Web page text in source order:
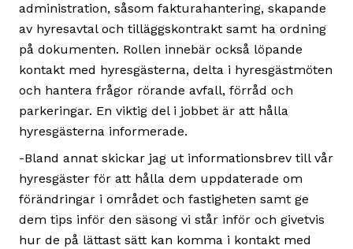
administration, såsom fakturahantering, skapande
av hyresavtal och tilläggskontrakt samt ha ordning
på dokumenten. Rollen innebär också löpande
kontakt med hyresgästerna, delta i hyresgästmöten
och hantera frågor rörande avfall, förråd och
parkeringar. En viktig del i jobbet är att hålla
hyresgästerna informerade.
-Bland annat skickar jag ut informationsbrev till vår
hyresgäster för att hålla dem uppdaterade om
förändringar i området och fastigheten samt ge
dem tips inför den säsong vi står inför och givetvis
hur de på lättast sätt kan komma i kontakt med